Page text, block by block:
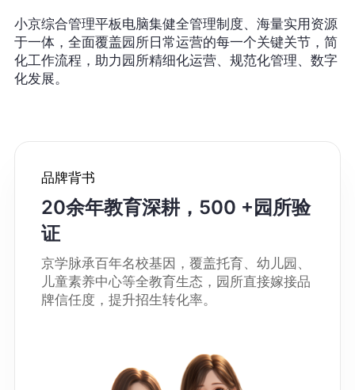
小京综合管理平板电脑集健全管理制度、海量实用资源
于一体，全面覆盖园所日常运营的每一个关键关节，简
化工作流程，助力园所精细化运营、规范化管理、数字
化发展。
品牌背书
20余年教育深耕，500 +园所验
证
京学脉承百年名校基因，覆盖托育、幼儿园、
儿童素养中心等全教育生态，园所直接嫁接品
牌信任度，提升招生转化率。